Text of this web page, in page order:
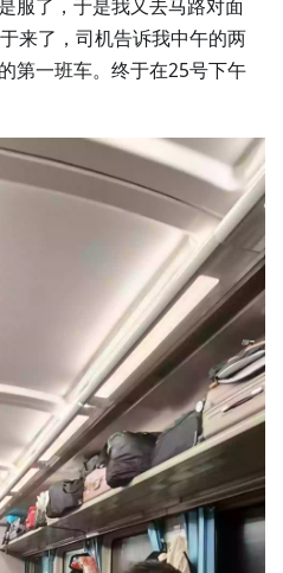
服了，于是我又去马路对面
来了，司机告诉我中午的两
第一班车。终于在25号下午